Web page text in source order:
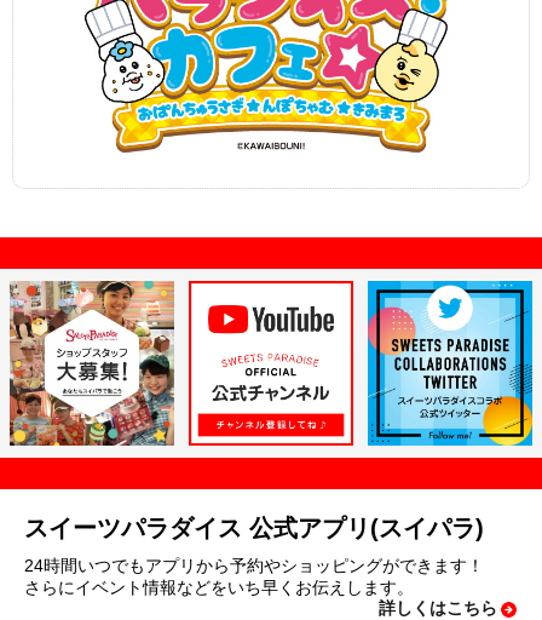
スイーツパラダイス 公式アプリ(スイパラ)
24時間いつでもアプリから予約やショッピングができます！
さらにイベント情報などをいち早くお伝えします。
詳しくはこちら